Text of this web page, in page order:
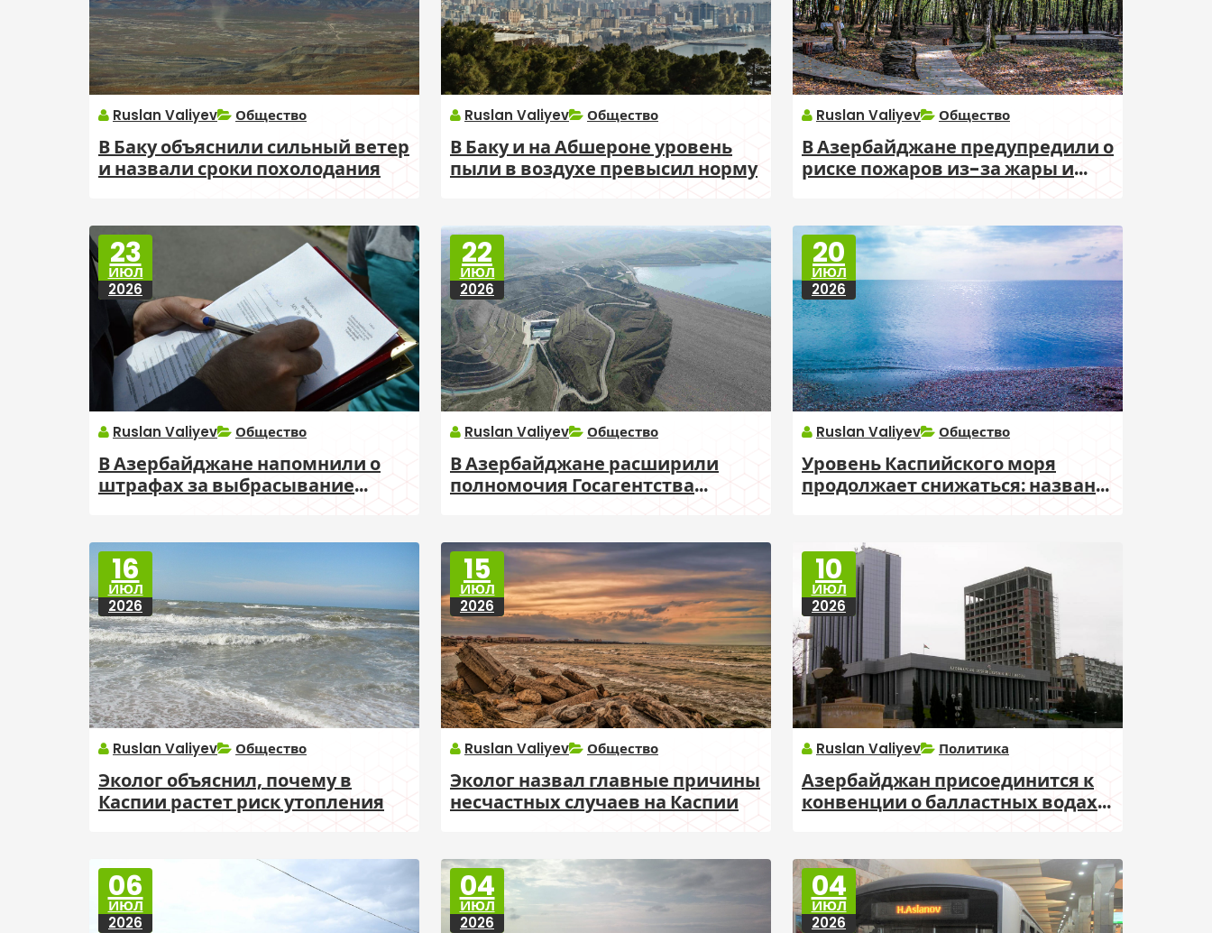
Ruslan Valiyev Общество
В Баку объяснили сильный ветер
и назвали сроки похолодания
Ruslan Valiyev Общество
В Баку и на Абшероне уровень
пыли в воздухе превысил норму
Ruslan Valiyev Общество
В Азербайджане предупредили о
риске пожаров из-за жары и
23
ИЮЛ
2026
Ruslan Valiyev Общество
В Азербайджане напомнили о
штрафах за выбрасывание
22
ИЮЛ
2026
Ruslan Valiyev Общество
В Азербайджане расширили
полномочия Госагентства
20
ИЮЛ
2026
Ruslan Valiyev Общество
Уровень Каспийского моря
продолжает снижаться: названы
16
ИЮЛ
2026
Ruslan Valiyev Общество
Эколог объяснил, почему в
Каспии растет риск утопления
15
ИЮЛ
2026
Ruslan Valiyev Общество
Эколог назвал главные причины
несчастных случаев на Каспии
10
ИЮЛ
2026
Ruslan Valiyev Политика
Азербайджан присоединится к
конвенции о балластных водах
06
ИЮЛ
2026
04
ИЮЛ
2026
04
ИЮЛ
2026